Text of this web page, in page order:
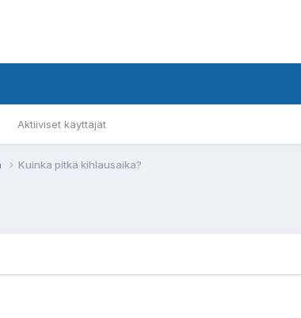
Aktiiviset käyttäjät
Kuinka pitkä kihlausaika?